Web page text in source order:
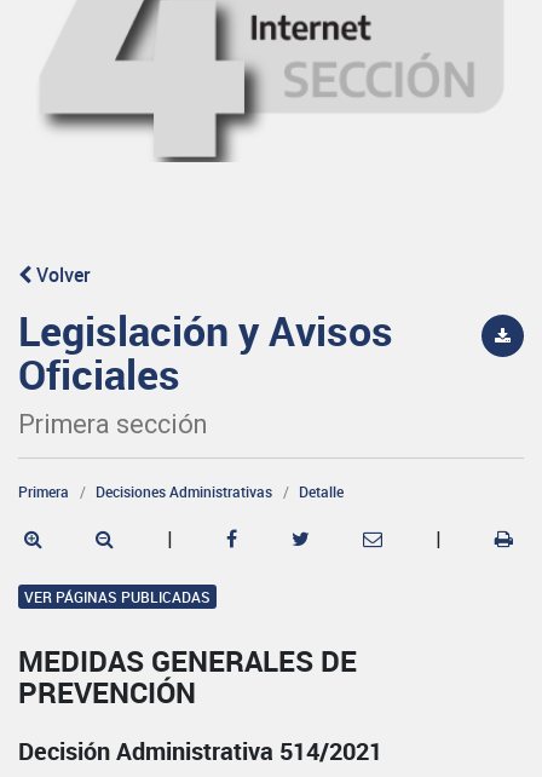
Volver
Legislación y Avisos
Oficiales
Primera sección
Primera Decisiones Administrativas Detalle
| |
VER PÁGINAS PUBLICADAS
MEDIDAS GENERALES DE
PREVENCIÓN
Decisión Administrativa 514/2021